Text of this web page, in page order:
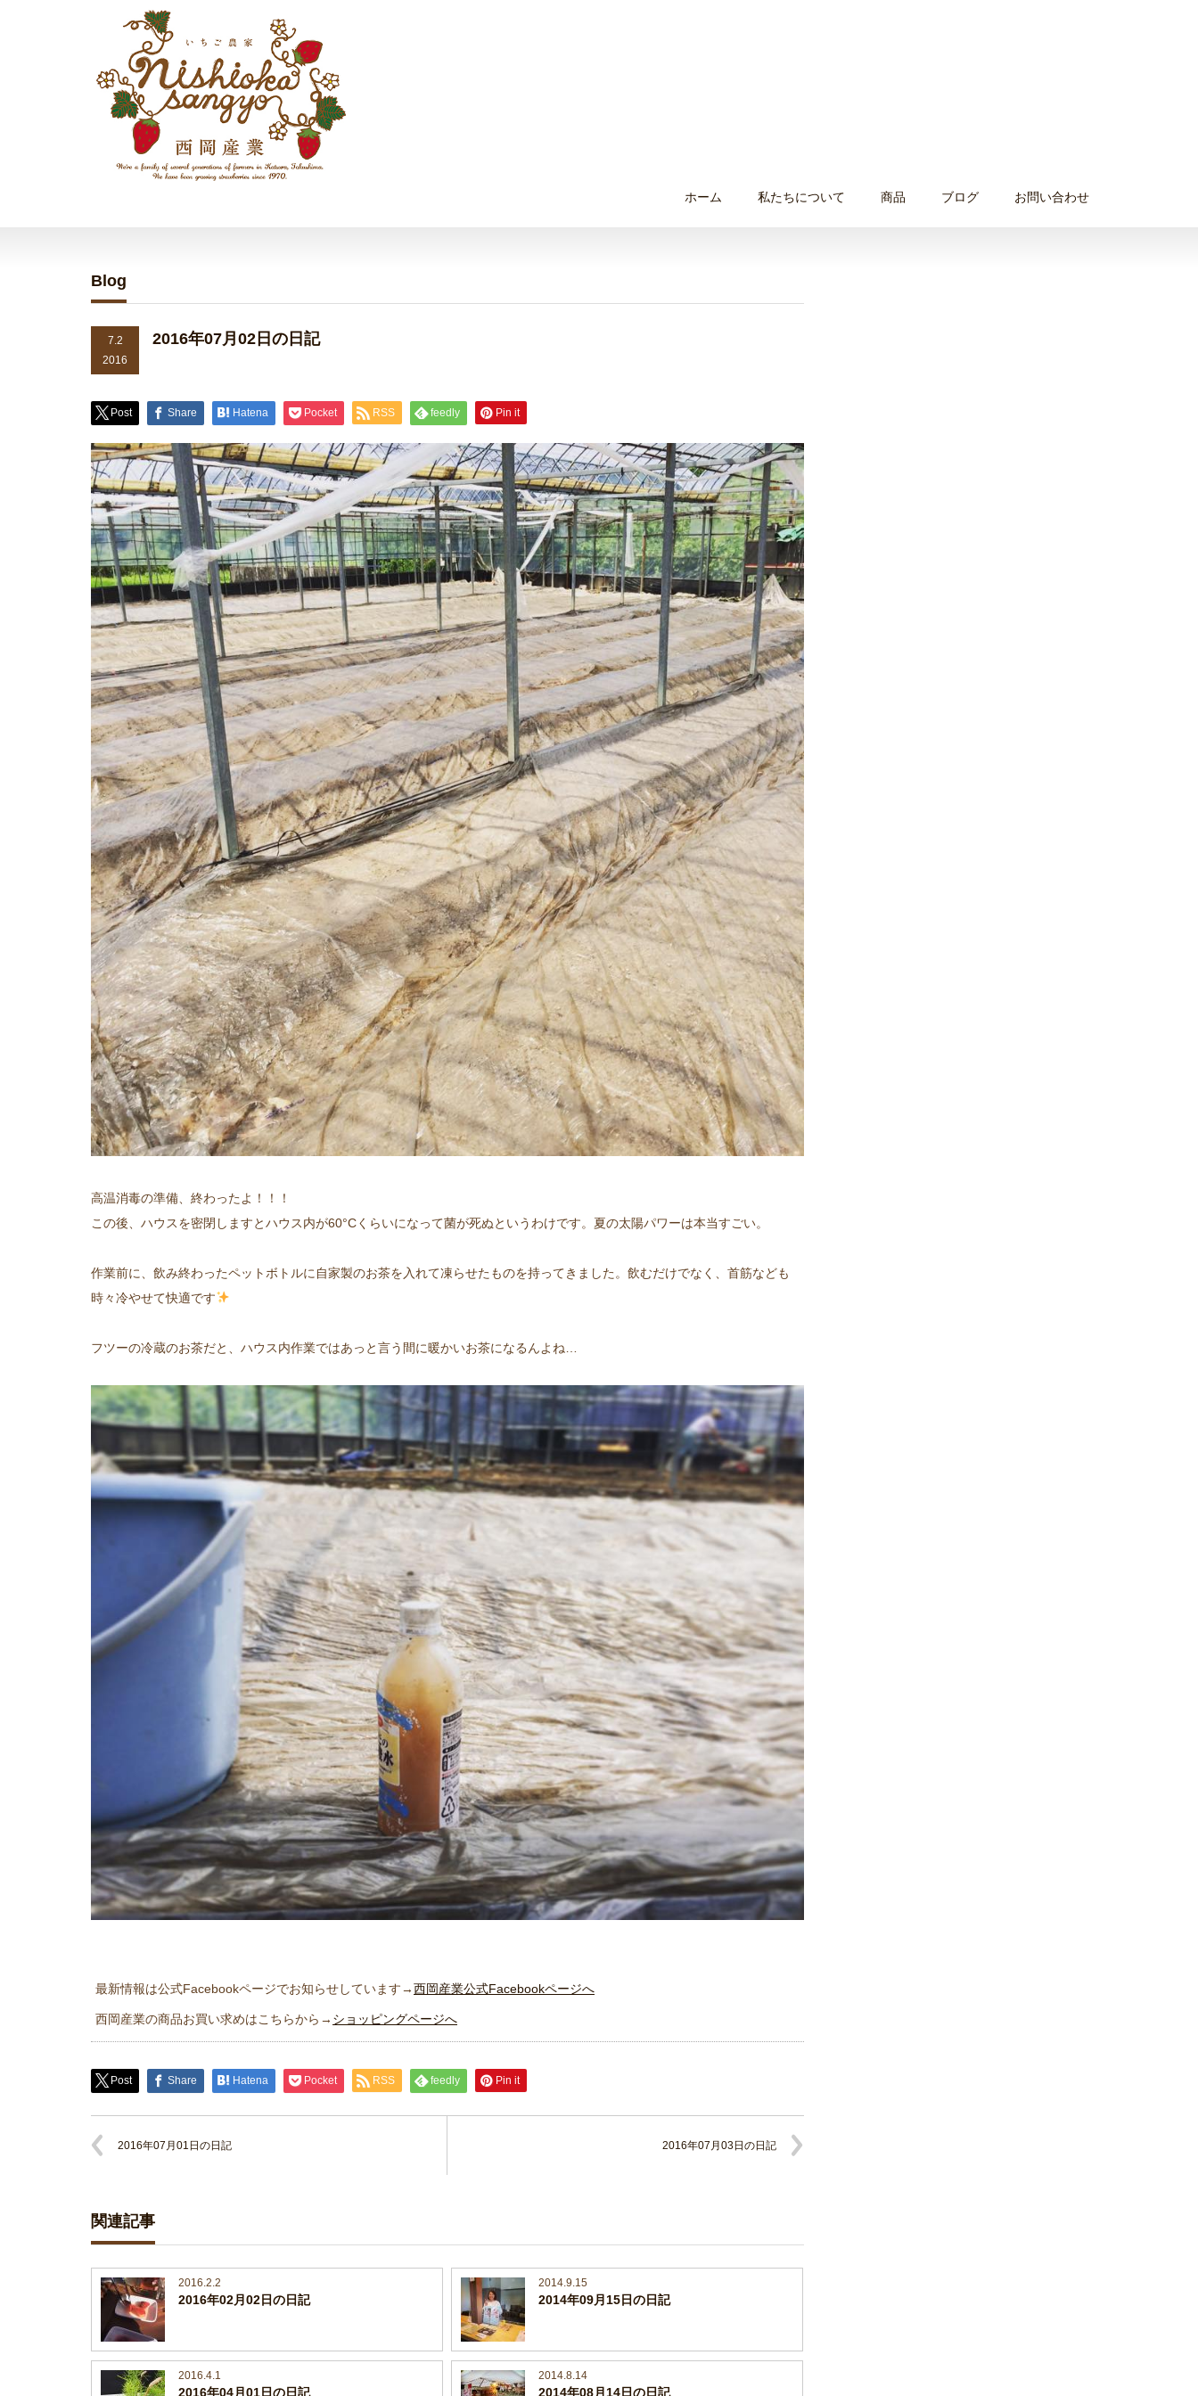
ホーム 私たちについて 商品 ブログ お問い合わせ
Blog
7.2
2016
2016年07月02日の日記
Post Share Hatena Pocket RSS feedly Pin it
高温消毒の準備、終わったよ！！！
この後、ハウスを密閉しますとハウス内が60°Cくらいになって菌が死ぬというわけです。夏の太陽パワーは本当すごい。
作業前に、飲み終わったペットボトルに自家製のお茶を入れて凍らせたものを持ってきました。飲むだけでなく、首筋なども
時々冷やせて快適です
フツーの冷蔵のお茶だと、ハウス内作業ではあっと言う間に暖かいお茶になるんよね…
最新情報は公式Facebookページでお知らせしています→西岡産業公式Facebookページへ
西岡産業の商品お買い求めはこちらから→ ショッピングページへ
Post Share Hatena Pocket RSS feedly Pin it
2016年07月01日の日記 2016年07月03日の日記
関連記事
2016.2.2
2016年02月02日の日記
2014.9.15
2014年09月15日の日記
2016.4.1
2016年04月01日の日記
2014.8.14
2014年08月14日の日記